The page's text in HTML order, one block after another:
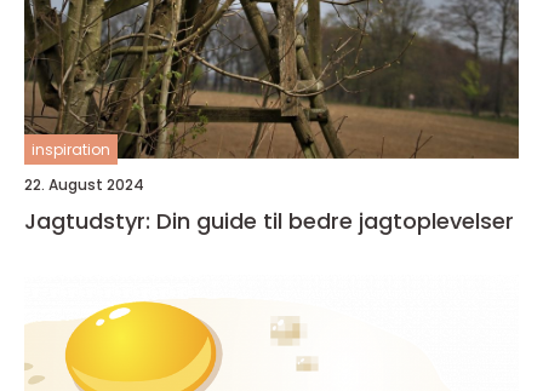
inspiration
22. August 2024
Jagtudstyr: Din guide til bedre jagtoplevelser